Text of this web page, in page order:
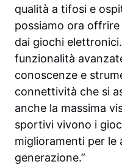
qualità a tifosi e
possiamo ora
dai giochi
funzionalità
conoscenze e
connettività che si
anche la massima
sportivi vivono i
miglioramenti per le
generazione.”